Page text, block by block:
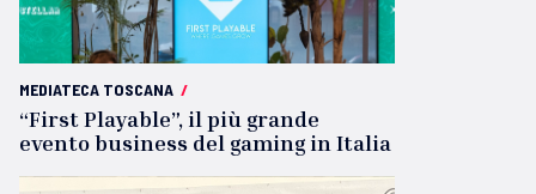
MEDIATECA TOSCANA /
“First Playable”, il più grande
evento business del gaming in Italia